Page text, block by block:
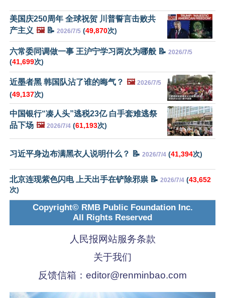
美国庆250周年 全球祝贺 川普誓言击败共
产主义 🖼️📝 2026/7/5 (49,870次)
六常委同调做一事 王沪宁学习两次为哪般 📝 2026/7/5
(41,699次)
近墨者黑 韩国队沾了谁的晦气？ 🖼️ 2026/7/5
(49,137次)
中国银行“凑人头”逃税23亿 白手套难逃祭
品下场 🖼️ 2026/7/4 (61,193次)
习近平身边布满黑衣人说明什么？ 📝 2026/7/4 (41,394次)
北京连现紫色闪电 上天出手在铲除邪祟 📝 2026/7/4 (43,652
次)
Copyright© RMB Public Foundation Inc.
All Rights Reserved
人民报网站服务条款
关于我们
反馈信箱： editor@renminbao.com